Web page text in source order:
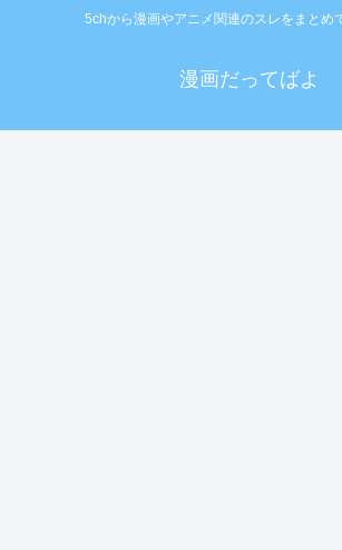
5chから漫画やアニメ関連のスレをまとめ
漫画だってばよ